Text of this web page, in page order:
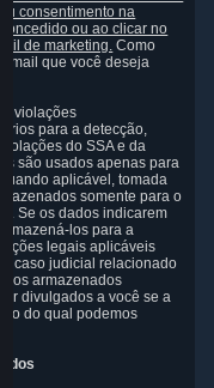
consentimento na
ou ao clicar no
de marketing. Como
mail que você deseja
violações
para a detecção,
do SSA e da
são usados apenas para
aplicável, tomada
somente para o
Se os dados indicarem
los para a
legais aplicáveis
caso judicial relacionado
armazenados
divulgados a você se a
do qual podemos